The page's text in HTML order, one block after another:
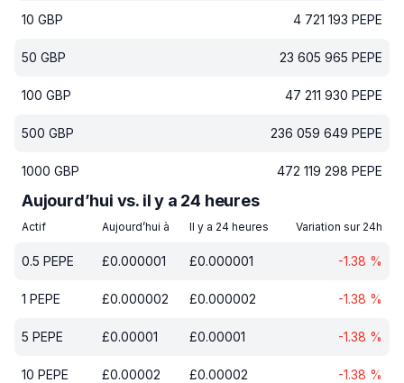
10 GBP 4 721 193 PEPE
50 GBP 23 605 965 PEPE
100 GBP 47 211 930 PEPE
500 GBP 236 059 649 PEPE
1000 GBP 472 119 298 PEPE
Aujourd’hui vs. il y a 24 heures
Actif Aujourd’hui à Il y a 24 heures Variation sur 24h
0.5 PEPE £0.000001 £0.000001 -1.38 %
1 PEPE £0.000002 £0.000002 -1.38 %
5 PEPE £0.00001 £0.00001 -1.38 %
10 PEPE £0.00002 £0.00002 -1.38 %